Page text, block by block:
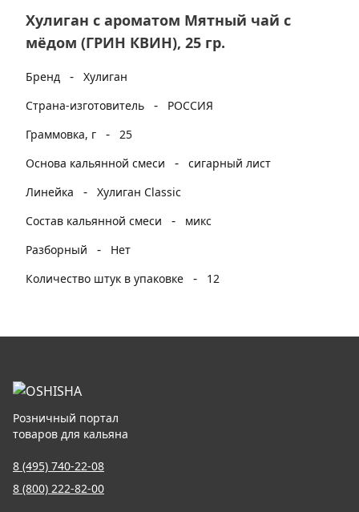
Хулиган с ароматом Мятный чай с
мёдом (ГРИН КВИН), 25 гр.
Бренд - Хулиган
Страна-изготовитель
-
РОССИЯ
Граммовка, г
- 25
Основа кальянной смеси
- сигарный лист
Линейка
- Хулиган Classic
Состав кальянной смеси
-
микс
Разборный
-
Нет
Количество штук в упаковке
- 12
Розничный портал
товаров для кальяна
8 (495) 740-22-08
8 (800) 222-82-00